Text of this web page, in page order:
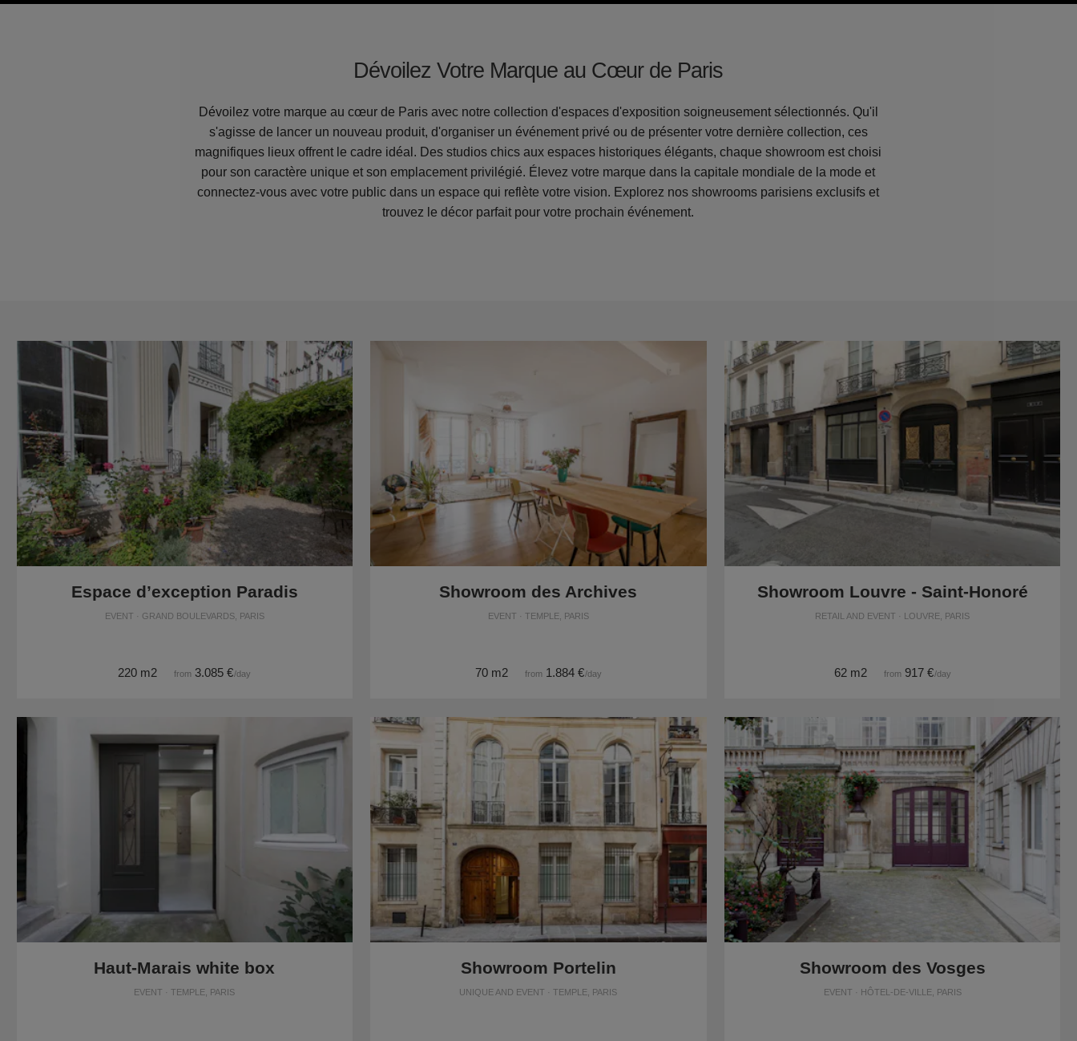
Dévoilez Votre Marque au Cœur de Paris
Dévoilez votre marque au cœur de Paris avec notre collection d'espaces d'exposition soigneusement sélectionnés. Qu'il
s'agisse de lancer un nouveau produit, d'organiser un événement privé ou de présenter votre dernière collection, ces
magnifiques lieux offrent le cadre idéal. Des studios chics aux espaces historiques élégants, chaque showroom est choisi
pour son caractère unique et son emplacement privilégié. Élevez votre marque dans la capitale mondiale de la mode et
connectez-vous avec votre public dans un espace qui reflète votre vision. Explorez nos showrooms parisiens exclusifs et
trouvez le décor parfait pour votre prochain événement.
Espace d’exception Paradis
EVENT · GRAND BOULEVARDS, PARIS
220 m2 from 3.085 €/day
Showroom des Archives
EVENT · TEMPLE, PARIS
70 m2 from 1.884 €/day
Showroom Louvre - Saint-Honoré
RETAIL AND EVENT · LOUVRE, PARIS
62 m2 from 917 €/day
Haut-Marais white box
EVENT · TEMPLE, PARIS
Showroom Portelin
UNIQUE AND EVENT · TEMPLE, PARIS
Showroom des Vosges
EVENT · HÔTEL-DE-VILLE, PARIS